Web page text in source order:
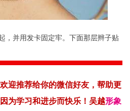
，并用发卡固定牢。下面那层辫子贴
欢迎推荐给你的微信好友， 帮助更
为学习和进步而快乐！吴越形象